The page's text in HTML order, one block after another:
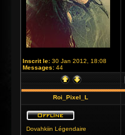
Inscrit le: 30 Jan 2012, 18:08
Messages: 44
Roi_Pixel_L
Dovahkiin Légendaire